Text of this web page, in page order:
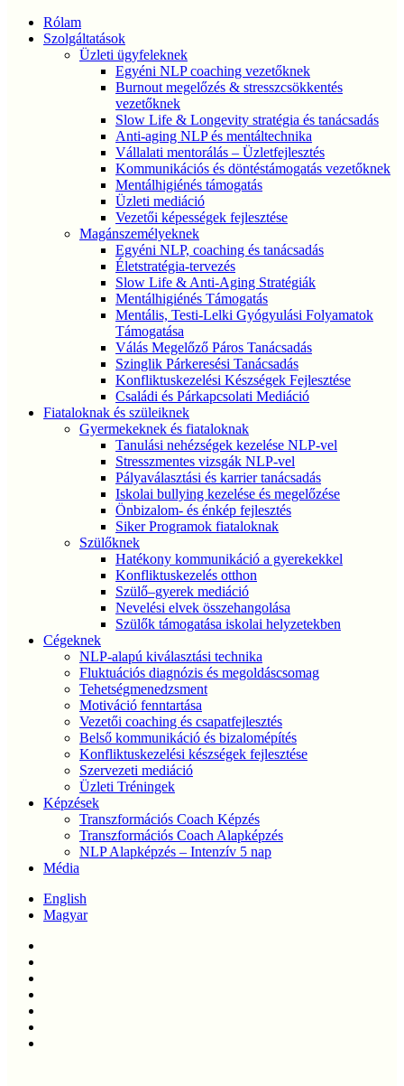
Rólam
Szolgáltatások
Üzleti ügyfeleknek
Egyéni NLP coaching vezetőknek
Burnout megelőzés & stresszcsökkentés
vezetőknek
Slow Life & Longevity stratégia és tanácsadás
Anti-aging NLP és mentáltechnika
Vállalati mentorálás – Üzletfejlesztés
Kommunikációs és döntéstámogatás vezetőknek
Mentálhigiénés támogatás
Üzleti mediáció
Vezetői képességek fejlesztése
Magánszemélyeknek
Egyéni NLP, coaching és tanácsadás
Életstratégia-tervezés
Slow Life & Anti-Aging Stratégiák
Mentálhigiénés Támogatás
Mentális, Testi-Lelki Gyógyulási Folyamatok
Támogatása
Válás Megelőző Páros Tanácsadás
Szinglik Párkeresési Tanácsadás
Konfliktuskezelési Készségek Fejlesztése
Családi és Párkapcsolati Mediáció
Fiataloknak és szüleiknek
Gyermekeknek és fiataloknak
Tanulási nehézségek kezelése NLP-vel
Stresszmentes vizsgák NLP-vel
Pályaválasztási és karrier tanácsadás
Iskolai bullying kezelése és megelőzése
Önbizalom- és énkép fejlesztés
Siker Programok fiataloknak
Szülőknek
Hatékony kommunikáció a gyerekekkel
Konfliktuskezelés otthon
Szülő–gyerek mediáció
Nevelési elvek összehangolása
Szülők támogatása iskolai helyzetekben
Cégeknek
NLP-alapú kiválasztási technika
Fluktuációs diagnózis és megoldáscsomag
Tehetségmenedzsment
Motiváció fenntartása
Vezetői coaching és csapatfejlesztés
Belső kommunikáció és bizalomépítés
Konfliktuskezelési készségek fejlesztése
Szervezeti mediáció
Üzleti Tréningek
Képzések
Transzformációs Coach Képzés
Transzformációs Coach Alapképzés
NLP Alapképzés – Intenzív 5 nap
Média
English
Magyar